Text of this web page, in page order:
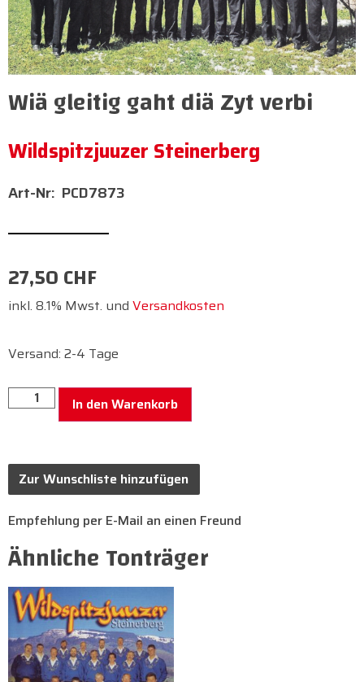
Wiä gleitig gaht diä Zyt verbi
Wildspitzjuuzer Steinerberg
PCD7873
27,50CHF
inkl. 8.1% Mwst. und Versandkosten
Versand: 2-4 Tage
In den Warenkorb
Zur Wunschliste hinzufügen
Empfehlung per E-Mail an einen Freund
Ähnliche Tonträger